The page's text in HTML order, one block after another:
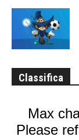
Classifica